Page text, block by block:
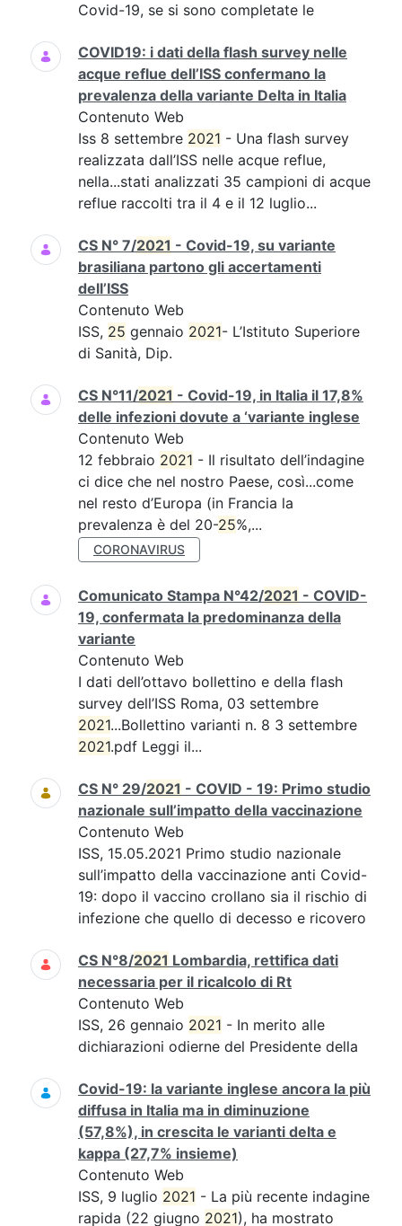
Covid-19, se si sono completate le
COVID19: i dati della flash survey nelle
acque reflue dell’ISS confermano la
prevalenza della variante Delta in Italia
Contenuto Web
Iss 8 settembre 2021 - Una flash survey
realizzata dall’ISS nelle acque reflue,
nella...stati analizzati 35 campioni di acque
reflue raccolti tra il 4 e il 12 luglio...
CS N° 7/2021 - Covid-19, su variante
brasiliana partono gli accertamenti
dell’ISS
Contenuto Web
ISS, 25 gennaio 2021- L’Istituto Superiore
di Sanità, Dip.
CS N°11/2021 - Covid-19, in Italia il 17,8%
delle infezioni dovute a ‘variante inglese
Contenuto Web
12 febbraio 2021 - Il risultato dell’indagine
ci dice che nel nostro Paese, così...come
nel resto d’Europa (in Francia la
prevalenza è del 20-25%,...
CORONAVIRUS
Comunicato Stampa N°42/2021 - COVID-
19, confermata la predominanza della
variante
Contenuto Web
I dati dell’ottavo bollettino e della flash
survey dell’ISS Roma, 03 settembre
2021...Bollettino varianti n. 8 3 settembre
2021.pdf Leggi il...
CS N° 29/2021 - COVID - 19: Primo studio
nazionale sull’impatto della vaccinazione
Contenuto Web
ISS, 15.05.2021 Primo studio nazionale
sull’impatto della vaccinazione anti Covid-
19: dopo il vaccino crollano sia il rischio di
infezione che quello di decesso e ricovero
CS N°8/2021 Lombardia, rettifica dati
necessaria per il ricalcolo di Rt
Contenuto Web
ISS, 26 gennaio 2021 - In merito alle
dichiarazioni odierne del Presidente della
Covid-19: la variante inglese ancora la più
diffusa in Italia ma in diminuzione
(57,8%), in crescita le varianti delta e
kappa (27,7% insieme)
Contenuto Web
ISS, 9 luglio 2021 - La più recente indagine
rapida (22 giugno 2021), ha mostrato